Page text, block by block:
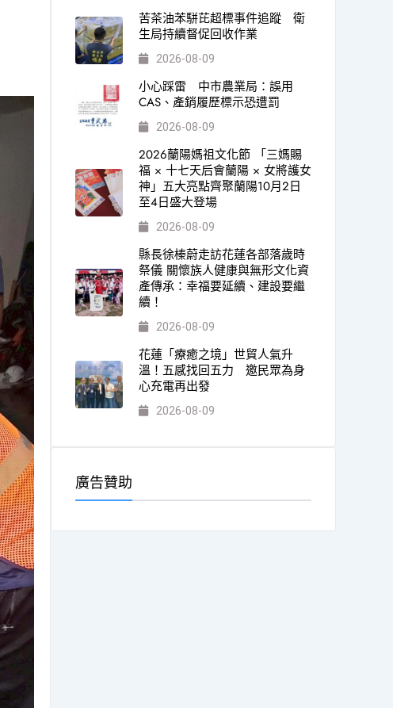
苦茶油苯駢芘超標事件追蹤 衛
生局持續督促回收作業
2026-08-09
小心踩雷 中市農業局：誤用
CAS、產銷履歷標示恐遭罰
2026-08-09
2026蘭陽媽祖文化節 「三媽賜
福 × 十七天后會蘭陽 × 女將護女
神」五大亮點齊聚蘭陽10月2日
至4日盛大登場
2026-08-09
縣長徐榛蔚走訪花蓮各部落歲時
祭儀 關懷族人健康與無形文化資
產傳承：幸福要延續、建設要繼
續！
2026-08-09
花蓮「療癒之境」世貿人氣升
溫！五感找回五力 邀民眾為身
心充電再出發
2026-08-09
廣告贊助